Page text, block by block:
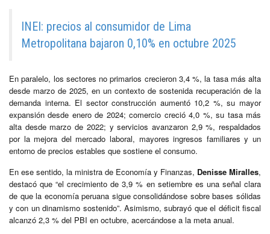
INEI: precios al consumidor de Lima
Metropolitana bajaron 0,10% en octubre 2025
En paralelo, los sectores no primarios crecieron 3,4 %, la tasa más alta
desde marzo de 2025, en un contexto de sostenida recuperación de la
demanda interna. El sector construcción aumentó 10,2 %, su mayor
expansión desde enero de 2024; comercio creció 4,0 %, su tasa más
alta desde marzo de 2022; y servicios avanzaron 2,9 %, respaldados
por la mejora del mercado laboral, mayores ingresos familiares y un
entorno de precios estables que sostiene el consumo.
En ese sentido, la ministra de Economía y Finanzas, Denisse Miralles,
destacó que “el crecimiento de 3,9 % en setiembre es una señal clara
de que la economía peruana sigue consolidándose sobre bases sólidas
y con un dinamismo sostenido”. Asimismo, subrayó que el déficit fiscal
alcanzó 2,3 % del PBI en octubre, acercándose a la meta anual.